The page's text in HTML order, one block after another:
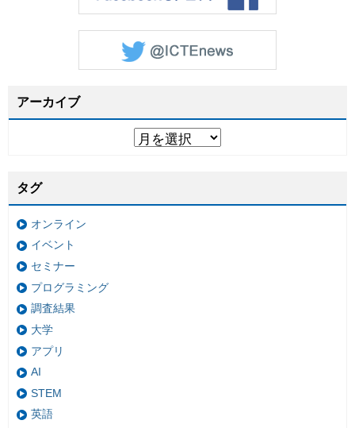
アーカイブ
タグ
オンライン
イベント
セミナー
プログラミング
調査結果
大学
アプリ
AI
STEM
英語